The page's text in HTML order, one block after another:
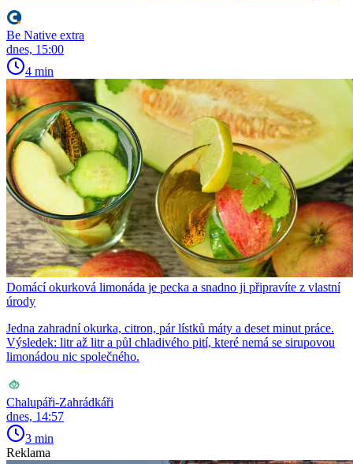
Be Native extra
dnes, 15:00
4 min
Domácí okurková limonáda je pecka a snadno ji připravíte z vlastní
úrody
Jedna zahradní okurka, citron, pár lístků máty a deset minut práce.
Výsledek: litr až litr a půl chladivého pití, které nemá se sirupovou
limonádou nic společného.
Chalupáři-Zahrádkáři
dnes, 14:57
3 min
Reklama